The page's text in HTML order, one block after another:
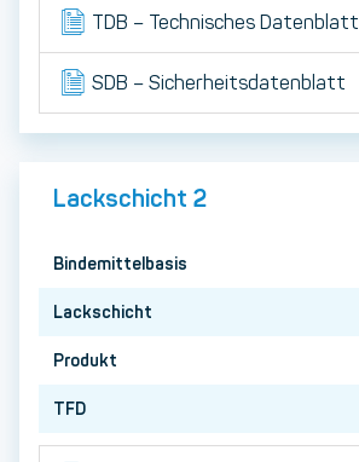
TDB – Technisches Datenblatt
SDB – Sicherheitsdatenblatt
Lackschicht 2
Bindemittelbasis
Lackschicht
Produkt
TFD